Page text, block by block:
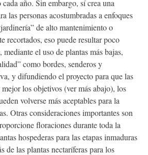
año. Sin embargo, sí crea una
las personas acostumbradas a enfoques
de alto mantenimiento o
recortados, eso puede resultar poco
el uso de plantas más bajas,
como bordes, senderos y
y difundiendo el proyecto para que las
los objetivos (ver más abajo), los
volverse más aceptables para la
Otras consideraciones importantes son
floraciones durante toda la
hospederas para las etapas inmaduras
de las plantas nectaríferas para los